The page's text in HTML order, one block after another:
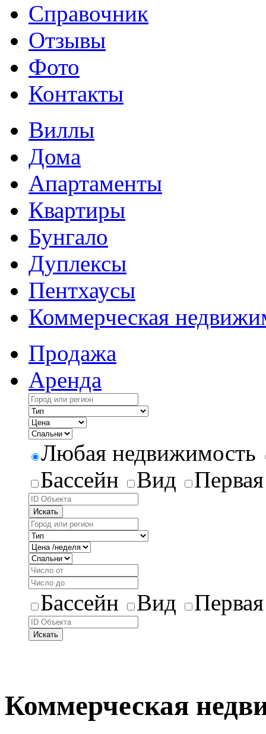
Справочник
Отзывы
Фото
Контакты
Виллы
Дома
Апартаменты
Квартиры
Бунгало
Дуплексы
Пентхаусы
Коммерческая
Продажа
Аренда
Любая недвижимость
Бассейн
Вид
Искать
Бассейн Вид
Искать
Коммерческая